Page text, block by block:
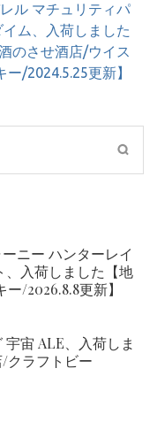
ル マチュリティパ
イム、入荷しました
酒のさせ酒店/ウイス
ー/2024.5.25更新】
ニー ハンターレイ
、入荷しました【地
/2026.8.8更新】
宙 ALE、入荷しま
クラフトビー